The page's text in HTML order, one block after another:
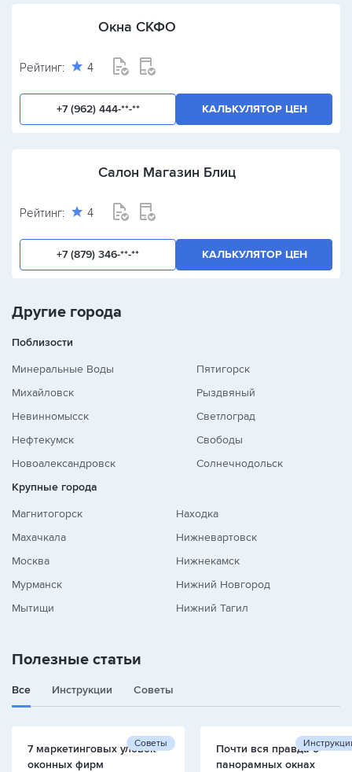
Окна СКФО
Рейтинг: 4
+7 (962) 444-**-** КАЛЬКУЛЯТОР ЦЕН
Салон Магазин Блиц
Рейтинг: 4
+7 (879) 346-**-** КАЛЬКУЛЯТОР ЦЕН
Другие города
Поблизости
Минеральные Воды
Михайловск
Невинномысск
Нефтекумск
Новоалександровск
Пятигорск
Рыздвяный
Светлоград
Свободы
Солнечнодольск
Крупные города
Магнитогорск
Махачкала
Москва
Мурманск
Мытищи
Находка
Нижневартовск
Нижнекамск
Нижний Новгород
Нижний Тагил
Полезные статьи
Все Инструкции Советы
Советы
7 маркетинговых уловок
оконных фирм
Почти вся правда о
панорамных окнах